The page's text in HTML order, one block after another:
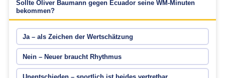
Sollte Oliver Baumann gegen Ecuador seine WM-Minuten
bekommen?
Ja – als Zeichen der Wertschätzung
Nein – Neuer braucht Rhythmus